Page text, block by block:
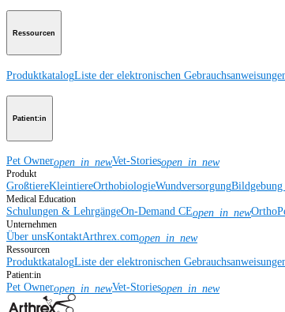
Ressourcen
ProduktkatalogListe der elektronischen
Patient:in
Pet Owneropen_in_newVet-Storiesopen_in_new
Produkt
GroßtiereKleintiereOrthobiologieWundversorgungBildgebung
Medical Education
Schulungen & LehrgängeOn-Demand CEopen_in_new
Unternehmen
Über unsKontaktArthrex.comopen_in_new
Ressourcen
ProduktkatalogListe der elektronischen
Patient:in
Pet Owneropen_in_newVet-Storiesopen_in_new